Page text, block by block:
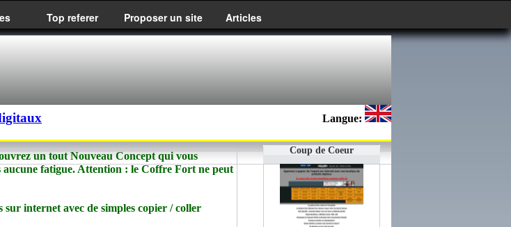
Top referer Proposer un site Articles
Langue:
Coup de Coeur
un tout Nouveau Concept qui vous
fatigue. Attention : le Coffre Fort ne peut
sur internet avec de simples copier / coller